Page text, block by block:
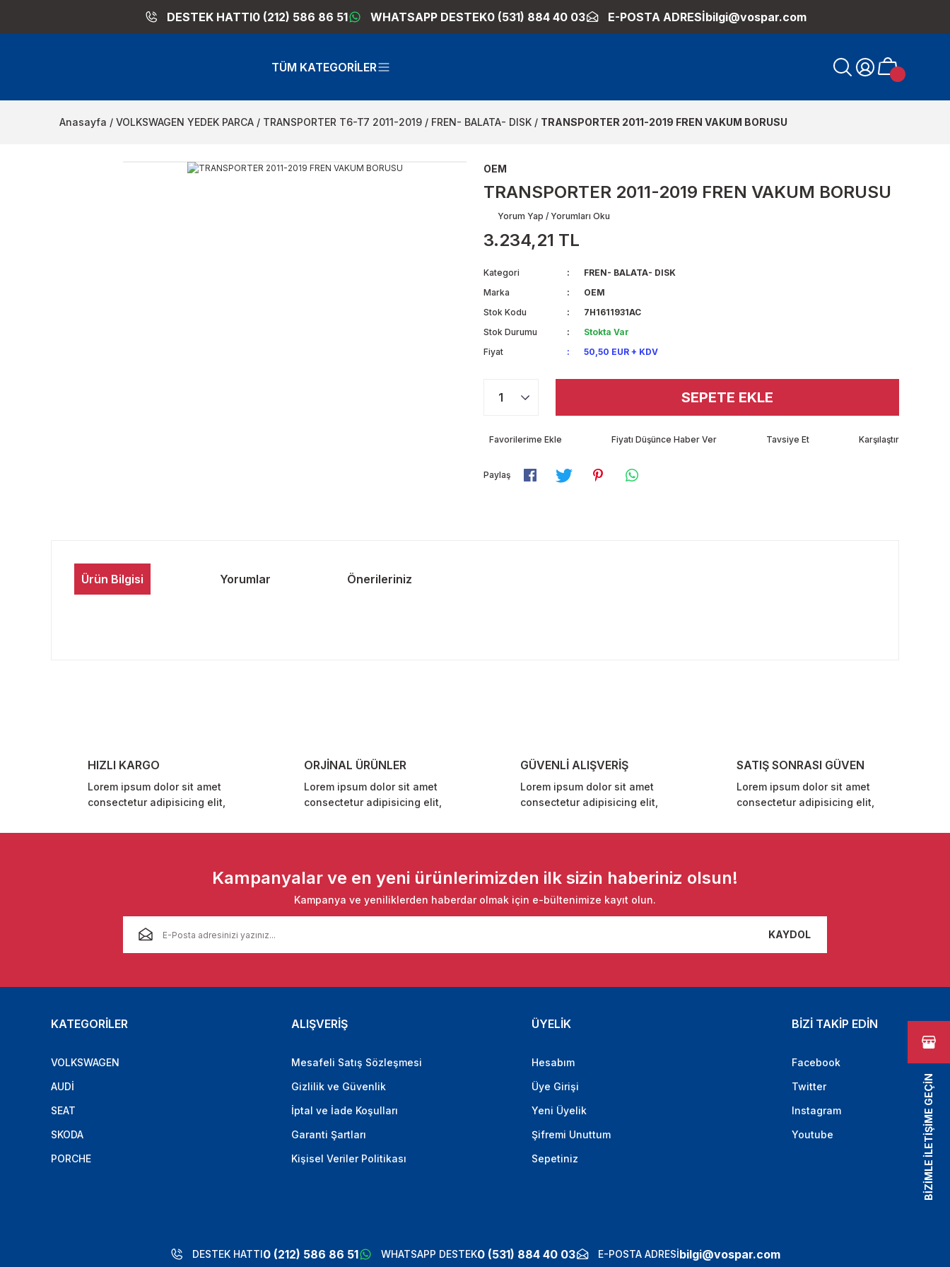
DESTEK HATTI0 (212) 586 86 51 WHATSAPP DESTEK0 (531) 884 40 03 E-POSTA ADRESİbilgi@vospar.com
TÜM KATEGORİLER
Anasayfa VOLKSWAGEN YEDEK PARCA TRANSPORTER T6-T7 2011-2019 FREN- BALATA- DISK TRANSPORTER 2011-2019 FREN VAKUM BORUSU
OEM
TRANSPORTER 2011-2019 FREN VAKUM BORUSU
Yorum Yap / Yorumları Oku
3.234,21 TL
Kategori
FREN- BALATA- DISK
Marka
OEM
Stok Kodu
7H1611931AC
Stok Durumu
Stokta Var
Fiyat
50,50 EUR + KDV
SEPETE EKLE
Fiyatı Düşünce Haber Ver Tavsiye Et Karşılaştır
Paylaş
Ürün Bilgisi Yorumlar Önerileriniz
Bu ürüne benzer farklı alternatifler olmalı.
HIZLI KARGO
Lorem ipsum dolor sit amet
consectetur adipisicing elit,
ORJİNAL ÜRÜNLER
Lorem ipsum dolor sit amet
consectetur adipisicing elit,
GÜVENLİ ALIŞVERİŞ
Lorem ipsum dolor sit amet
consectetur adipisicing elit,
SATIŞ SONRASI GÜVEN
Lorem ipsum dolor sit amet
consectetur adipisicing elit,
Kampanyalar ve en yeni ürünlerimizden ilk sizin haberiniz olsun!
Kampanya ve yeniliklerden haberdar olmak için e-bültenimize kayıt olun.
KAYDOL
KATEGORİLER
VOLKSWAGEN
AUDİ
SEAT
SKODA
PORCHE
ALIŞVERİŞ
Mesafeli Satış Sözleşmesi
Gizlilik ve Güvenlik
İptal ve İade Koşulları
Garanti Şartları
Kişisel Veriler Politikası
ÜYELİK
Hesabım
Üye Girişi
Yeni Üyelik
Şifremi Unuttum
Sepetiniz
BİZİ TAKİP EDİN
Facebook
Twitter
Instagram
Youtube
DESTEK HATTI0 (212) 586 86 51 WHATSAPP DESTEK0 (531) 884 40 03 E-POSTA ADRESİbilgi@vospar.com
BİZİMLE İLETİŞİME GEÇİN